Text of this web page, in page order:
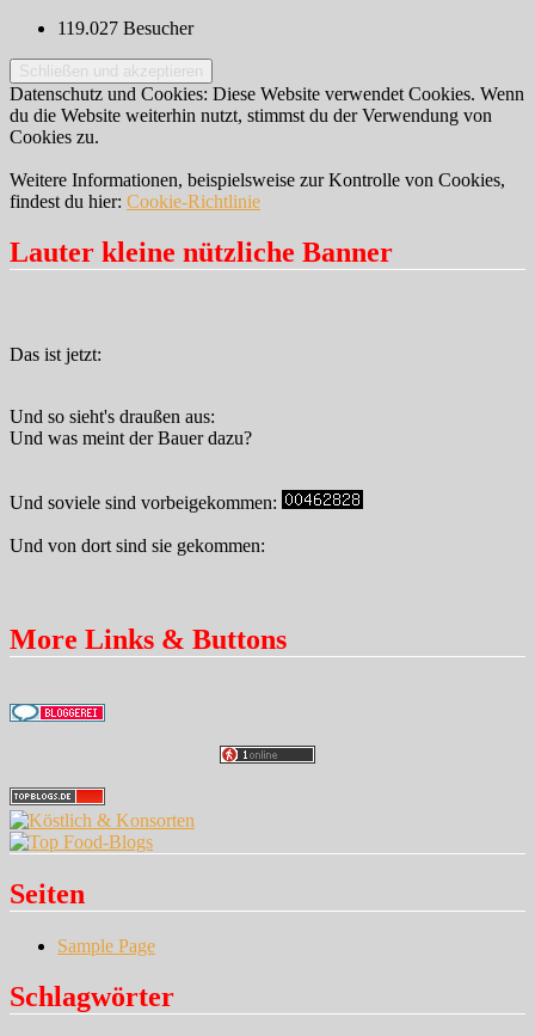
119.027 Besucher
Datenschutz und Cookies: Diese Website verwendet Cookies. Wenn
du die Website weiterhin nutzt, stimmst du der Verwendung von
Cookies zu.
Weitere Informationen, beispielsweise zur Kontrolle von Cookies,
findest du hier: Cookie-Richtlinie
Lauter kleine nützliche Banner
Das ist jetzt:
Und so sieht's draußen aus:
Und was meint der Bauer dazu?
Und soviele sind vorbeigekommen:
Und von dort sind sie gekommen:
More Links & Buttons
Seiten
Sample Page
Schlagwörter